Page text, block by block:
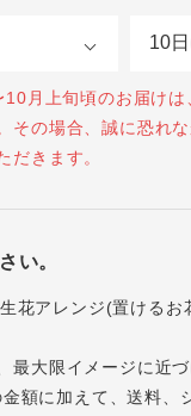
月上旬頃のお届け
その場合、誠に恐れ
だきます。
い。
花アレンジ(置ける
最大限イメージに近
額に加えて、送料、